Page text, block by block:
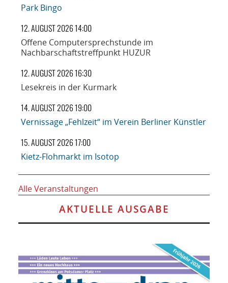
Park Bingo
12. AUGUST 2026 14:00
Offene Computersprechstunde im
Nachbarschaftstreffpunkt HUZUR
12. AUGUST 2026 16:30
Lesekreis in der Kurmark
14. AUGUST 2026 19:00
Vernissage „Fehlzeit“ im Verein Berliner Künstler
15. AUGUST 2026 17:00
Kietz-Flohmarkt im Isotop
Alle Veranstaltungen
AKTUELLE AUSGABE